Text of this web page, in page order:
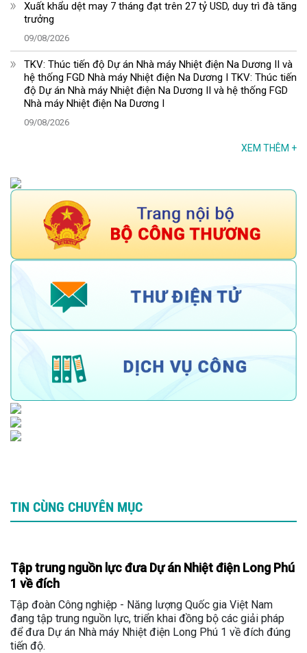
Xuất khẩu dệt may 7 tháng đạt trên 27 tỷ USD, duy trì đà tăng
trưởng
09/08/2026
TKV: Thúc tiến độ Dự án Nhà máy Nhiệt điện Na Dương II và
hệ thống FGD Nhà máy Nhiệt điện Na Dương I TKV: Thúc tiến
độ Dự án Nhà máy Nhiệt điện Na Dương II và hệ thống FGD
Nhà máy Nhiệt điện Na Dương I
09/08/2026
XEM THÊM +
TIN CÙNG CHUYÊN MỤC
Tập trung nguồn lực đưa Dự án Nhiệt điện Long Phú
1 về đích
Tập đoàn Công nghiệp - Năng lượng Quốc gia Việt Nam
đang tập trung nguồn lực, triển khai đồng bộ các giải pháp
để đưa Dự án Nhà máy Nhiệt điện Long Phú 1 về đích đúng
tiến độ.